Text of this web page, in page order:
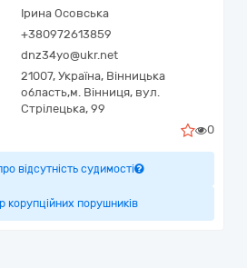
Ірина Осовська
+380972613859
dnz34yo@ukr.net
21007, Україна, Вінницька
область,м. Вінниця, вул.
Стрілецька, 99
0
відсутність судимості
корупційних порушників